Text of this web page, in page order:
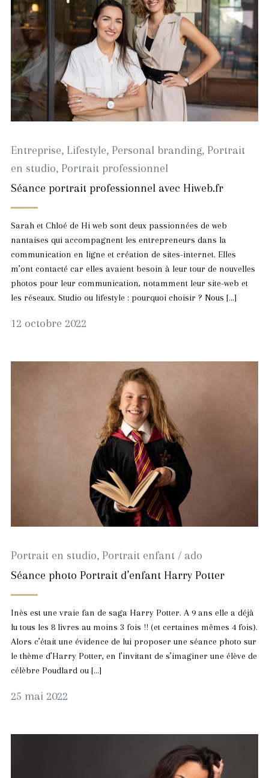
Entreprise, Lifestyle, Personal branding, Portrait
en studio, Portrait professionnel
Séance portrait professionnel avec Hiweb.fr
Sarah et Chloé de Hi web sont deux passionnées de web
nantaises qui accompagnent les entrepreneurs dans la
communication en ligne et création de sites-internet. Elles
m’ont contacté car elles avaient besoin à leur tour de nouvelles
photos pour leur communication, notamment leur site-web et
les réseaux. Studio ou lifestyle : pourquoi choisir ? Nous […]
12 octobre 2022
Portrait en studio, Portrait enfant / ado
Séance photo Portrait d’enfant Harry Potter
Inès est une vraie fan de saga Harry Potter. A 9 ans elle a déjà
lu tous les 8 livres au moins 3 fois !! (et certaines mêmes 4 fois).
Alors c’était une évidence de lui proposer une séance photo sur
le thème d’Harry Potter, en l’invitant de s’imaginer une élève de
célèbre Poudlard ou […]
25 mai 2022